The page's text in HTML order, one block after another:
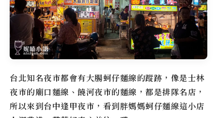
台北知名夜市都會有大腸蚵仔麵線的蹤跡，像是士林
夜市的廟口麵線、饒河夜市的麵線，都是排隊名店，
所以來到台中逢甲夜市，看到胖媽媽蚵仔麵線這小店